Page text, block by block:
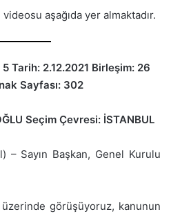
aşağıda yer almaktadır.
5 Tarih: 2.12.2021 Birleşim: 26
Sayfası: 302
Seçim Çevresi: İSTANBUL
– Sayın Başkan, Genel Kurulu
görüşüyoruz, kanunun